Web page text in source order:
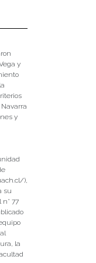
y
y
),
su
77
la